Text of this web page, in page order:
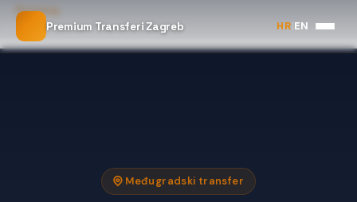
Premium Transferi Zagreb HR|EN
Početna
Transfer Zagreb - Split
Međugradski transfer